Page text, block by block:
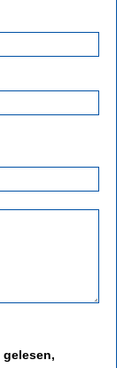
gelesen,